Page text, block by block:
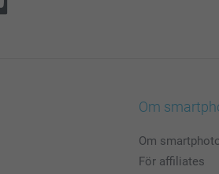
Om
Om
För affiliates